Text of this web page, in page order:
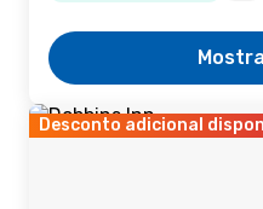
Desconto adicional